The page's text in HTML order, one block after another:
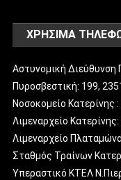
ΧΡΗΣΙΜΑ
Αστυνομική Διεύθυνση
Πυροσβεστική: 199,
Νοσοκομείο Κατερίνης
Λιμεναρχείο
Λιμεναρχείο
Σταθμός Τραίνων
Υπεραστικό ΚΤΕΛ